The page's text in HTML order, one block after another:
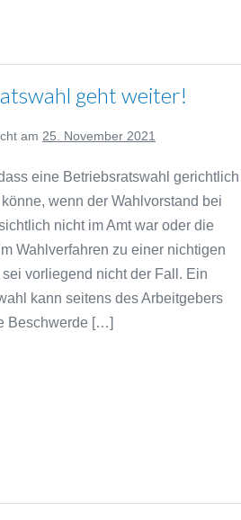
geht weiter!
am 25. November 2021
eine Betriebsratswahl gerichtlich
wenn der Wahlvorstand bei
nicht im Amt war oder die
Wahlverfahren zu einer nichtigen
vorliegend nicht der Fall. Ein
kann seitens des Arbeitgebers
Beschwerde […]